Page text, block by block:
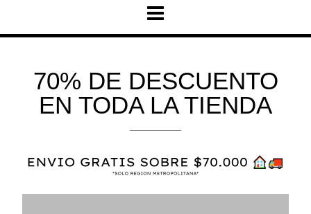
70% DE DESCUENTO
EN TODA LA TIENDA